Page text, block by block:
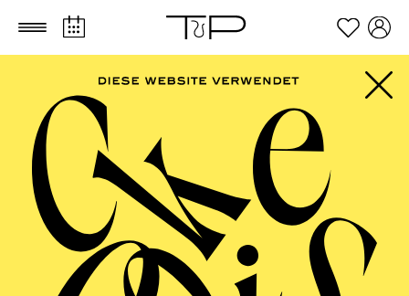
Zum Hauptinhalt springen Zum Footer springen
PHILHARMONIE